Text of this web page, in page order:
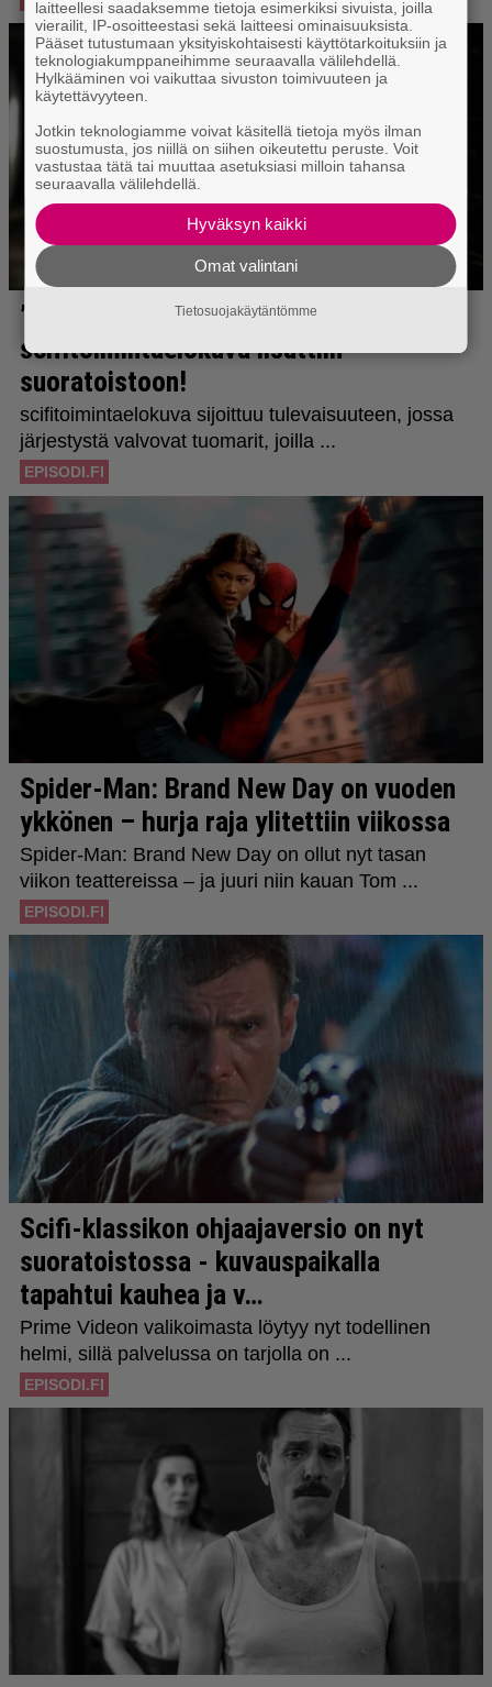
laitteellesi saadaksemme tietoja esimerkiksi sivuista, joilla
vierailit, IP-osoitteestasi sekä laitteesi ominaisuuksista.
Pääset tutustumaan yksityiskohtaisesti käyttötarkoituksiin ja
teknologiakumppaneihimme seuraavalla välilehdellä.
Hylkääminen voi vaikuttaa sivuston toimivuuteen ja
käytettävyyteen.
Jotkin teknologiamme voivat käsitellä tietoja myös ilman
suostumusta, jos niillä on siihen oikeutettu peruste. Voit
vastustaa tätä tai muuttaa asetuksiasi milloin tahansa
seuraavalla välilehdellä.
Hyväksyn kaikki
Omat valintani
Tietosuojakäytäntömme